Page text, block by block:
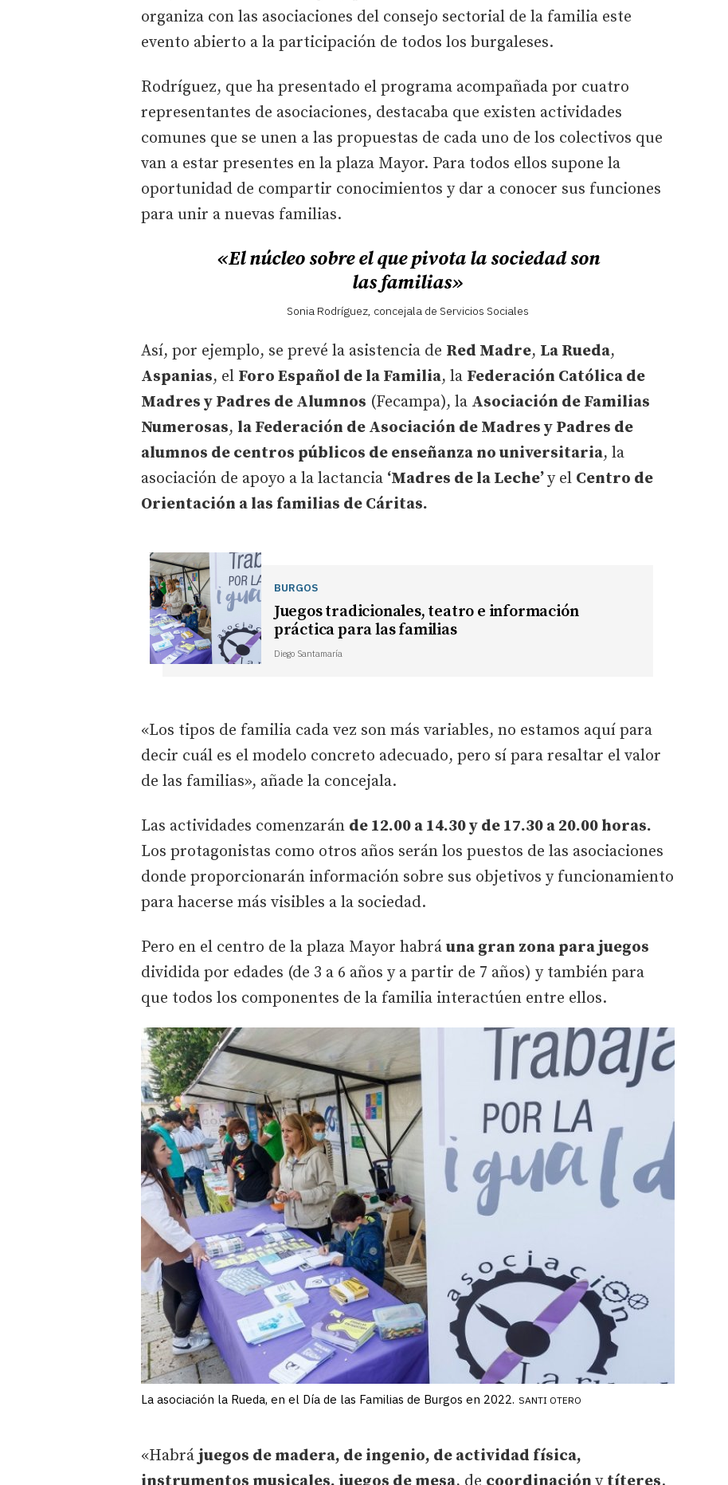
organiza con las asociaciones del consejo sectorial de la familia este
evento abierto a la participación de todos los burgaleses.
Rodríguez, que ha presentado el programa acompañada por cuatro
representantes de asociaciones, destacaba que existen actividades
comunes que se unen a las propuestas de cada uno de los colectivos que
van a estar presentes en la plaza Mayor. Para todos ellos supone la
oportunidad de compartir conocimientos y dar a conocer sus funciones
para unir a nuevas familias.
«El núcleo sobre el que pivota la sociedad son
las familias»
Sonia Rodríguez, concejala de Servicios Sociales
Así, por ejemplo, se prevé la asistencia de Red Madre, La Rueda,
Aspanias, el Foro Español de la Familia, la Federación Católica de
Madres y Padres de Alumnos (Fecampa), la Asociación de Familias
Numerosas, la Federación de Asociación de Madres y Padres de
alumnos de centros públicos de enseñanza no universitaria, la
asociación de apoyo a la lactancia ‘Madres de la Leche’y el Centro de
Orientación a las familias de Cáritas.
BURGOS
Juegos tradicionales, teatro e información
práctica para las familias
Diego Santamaría
«Los tipos de familia cada vez son más variables, no estamos aquí para
decir cuál es el modelo concreto adecuado, pero sí para resaltar el valor
de las familias», añade la concejala.
Las actividades comenzarán de 12.00 a 14.30 y de 17.30 a 20.00 horas.
Los protagonistas como otros años serán los puestos de las asociaciones
donde proporcionarán información sobre sus objetivos y funcionamiento
para hacerse más visibles a la sociedad.
Pero en el centro de la plaza Mayor habrá una gran zona para juegos
dividida por edades (de 3 a 6 años y a partir de 7 años) y también para
que todos los componentes de la familia interactúen entre ellos.
La asociación la Rueda, en el Día de las Familias de Burgos en 2022. SANTI OTERO
«Habrá juegos de madera, de ingenio, de actividad física,